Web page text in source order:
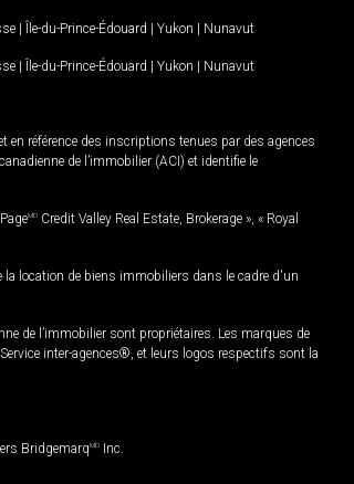
| Île-du-Prince-Édouard | Yukon | Nunavut
| Île-du-Prince-Édouard | Yukon | Nunavut
référence des inscriptions tenues par des agences
de l’immobilier (ACI) et identifie le
MD Credit Valley Real Estate, Brokerage », « Royal
location de biens immobiliers dans le cadre d'un
de l’immobilier sont propriétaires. Les marques de
inter-agences®, et leurs logos respectifs sont la
BridgemarqMD Inc.